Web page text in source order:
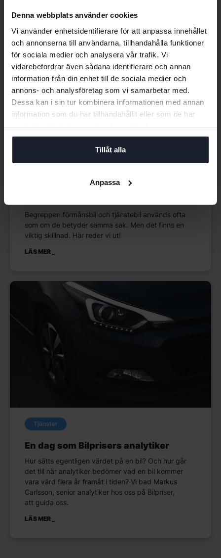
Denna webbplats använder cookies
Vi använder enhetsidentifierare för att anpassa innehållet
och annonserna till användarna, tillhandahålla funktioner
för sociala medier och analysera vår trafik. Vi
vidarebefordrar även sådana identifierare och annan
information från din enhet till de sociala medier och
annons- och analysföretag som vi samarbetar med.
Dessa kan i sin tur kombinera informationen med annan
information som du har tillhandahållit eller som de har
samlat in när du har använt deras tjänster.
Tillåt alla
Anpassa
Förmånsbil eller tjänstebil – vad är
Begreppen förmånsbil och tjänstebil används ofta
som om de betyder samma sak. Men det finns en
viktig skillnad. Här reder vi ut!
LÄS MER
Tjänster
En dag som Bilprisers analytiker
Hur sätts egentligen värdet på en bil? Och hur går
det till när analytiker bedömer vad en bil kommer
vara värd flera år framåt i tiden? Vi bad Markus
Carlsson, senior analytiker hos oss på Bilpriser,
att guida oss.
LÄS MER